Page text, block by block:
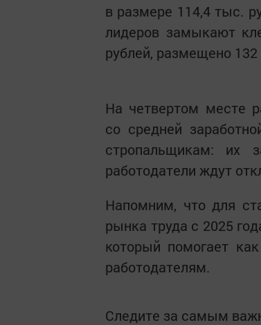
в размере 114,4 тыс.
лидеров замыкают
рублей, размещено
На четвертом месте
со средней
стропальщикам: их
работодатели ждут
Напомним, что для
рынка труда с 2025
который помогает
работодателям.
Следите за самым